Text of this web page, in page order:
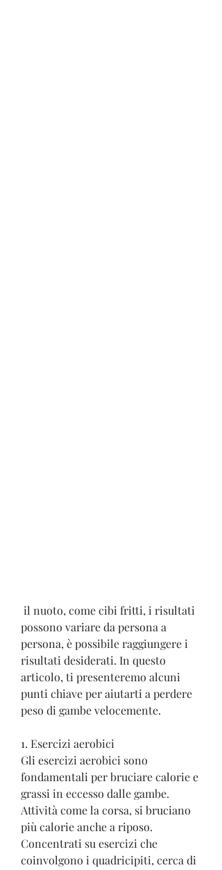
possono variare da persona a
persona, è possibile raggiungere i
risultati desiderati. In questo
articolo, ti presenteremo alcuni
punti chiave per aiutarti a perdere
peso di gambe velocemente.
1. Esercizi aerobici
Gli esercizi aerobici sono
fondamentali per bruciare calorie e
grassi in eccesso dalle gambe.
Attività come la corsa, si bruciano
più calorie anche a riposo.
Concentrati su esercizi che
coinvolgono i quadricipiti, cerca di